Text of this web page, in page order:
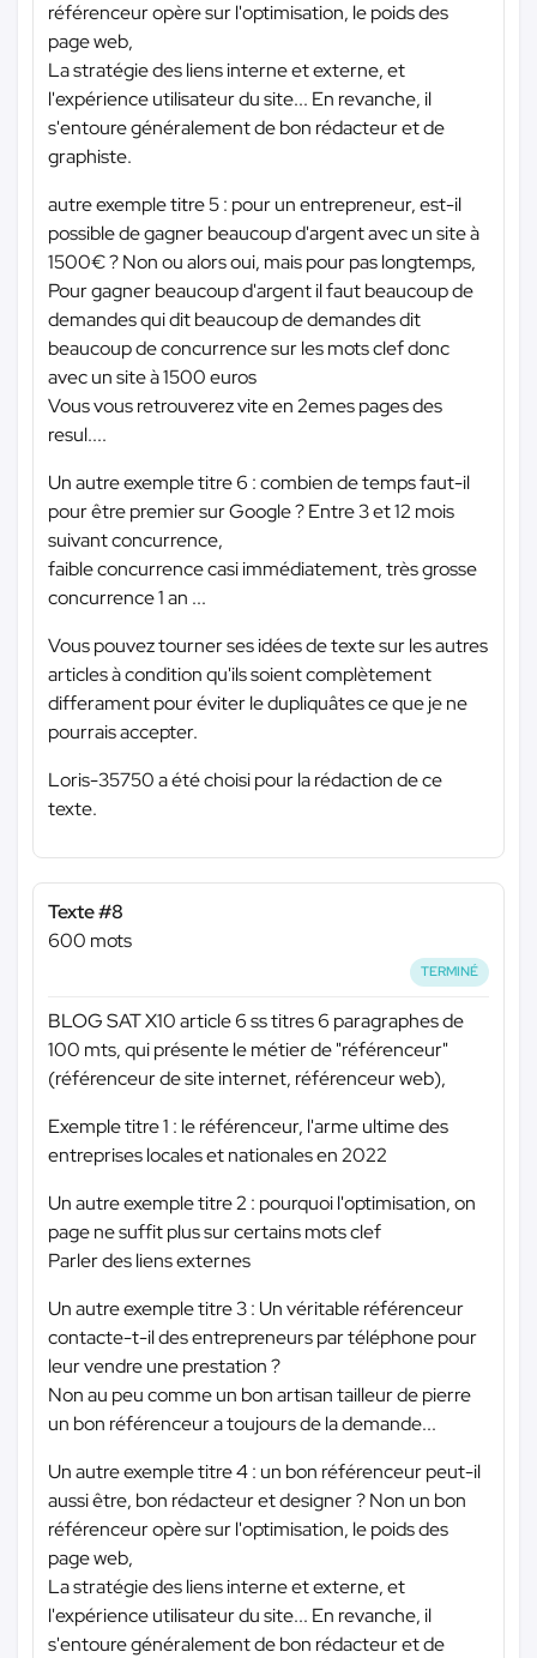
référenceur opère sur l'optimisation, le poids des
page web,
La stratégie des liens interne et externe, et
l'expérience utilisateur du site... En revanche, il
s'entoure généralement de bon rédacteur et de
graphiste.
autre exemple titre 5 : pour un entrepreneur, est-il
possible de gagner beaucoup d'argent avec un site à
1500€ ? Non ou alors oui, mais pour pas longtemps,
Pour gagner beaucoup d'argent il faut beaucoup de
demandes qui dit beaucoup de demandes dit
beaucoup de concurrence sur les mots clef donc
avec un site à 1500 euros
Vous vous retrouverez vite en 2emes pages des
resul....
Un autre exemple titre 6 : combien de temps faut-il
pour être premier sur Google ? Entre 3 et 12 mois
suivant concurrence,
faible concurrence casi immédiatement, très grosse
concurrence 1 an ...
Vous pouvez tourner ses idées de texte sur les autres
articles à condition qu'ils soient complètement
differament pour éviter le dupliquâtes ce que je ne
pourrais accepter.
Loris-35750 a été choisi pour la rédaction de ce
texte.
Texte #8
600 mots
TERMINÉ
BLOG SAT X10 article 6 ss titres 6 paragraphes de
100 mts, qui présente le métier de "référenceur"
(référenceur de site internet, référenceur web),
Exemple titre 1 : le référenceur, l'arme ultime des
entreprises locales et nationales en 2022
Un autre exemple titre 2 : pourquoi l'optimisation, on
page ne suffit plus sur certains mots clef
Parler des liens externes
Un autre exemple titre 3 : Un véritable référenceur
contacte-t-il des entrepreneurs par téléphone pour
leur vendre une prestation ?
Non au peu comme un bon artisan tailleur de pierre
un bon référenceur a toujours de la demande...
Un autre exemple titre 4 : un bon référenceur peut-il
aussi être, bon rédacteur et designer ? Non un bon
référenceur opère sur l'optimisation, le poids des
page web,
La stratégie des liens interne et externe, et
l'expérience utilisateur du site... En revanche, il
s'entoure généralement de bon rédacteur et de